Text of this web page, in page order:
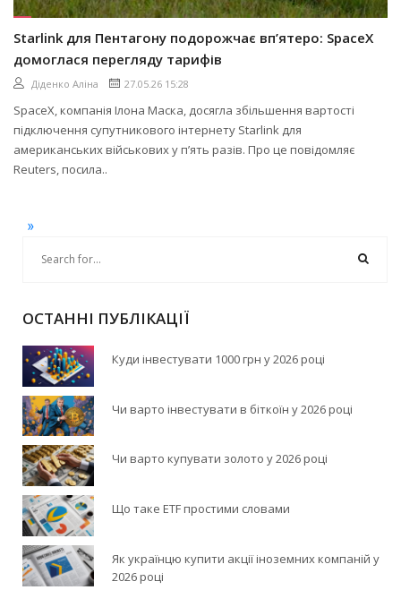
Starlink для Пентагону подорожчає вп’ятеро: SpaceX
домоглася перегляду тарифів
Діденко Аліна 27.05.26 15:28
SpaceX, компанія Ілона Маска, досягла збільшення вартості
підключення супутникового інтернету Starlink для
американських військових у п’ять разів. Про це повідомляє
Reuters, посила..
»
ОСТАННІ ПУБЛІКАЦІЇ
Куди інвестувати 1000 грн у 2026 році
Чи варто інвестувати в біткоїн у 2026 році
Чи варто купувати золото у 2026 році
Що таке ETF простими словами
Як українцю купити акції іноземних компаній у
2026 році